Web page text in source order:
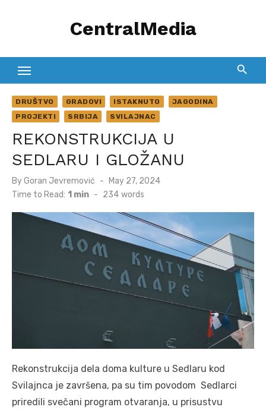
CentralMedia
DRUŠTVO GRADOVI ISTAKNUTO
JAGODINA
PROJEKTI
SRBIJA SVILAJNAC
REKONSTRUKCIJA U
SEDLARU I GLOŽANU
ByGoran Jevremović
Posted
on
May 27, 2024
Time to Read: 1 min - 234 words
Rekonstrukcija dela doma kulture u Sedlaru kod
Svilajnca je završena, pa su tim povodom Sedlarci
priredili svečani program otvaranja, u prisustvu